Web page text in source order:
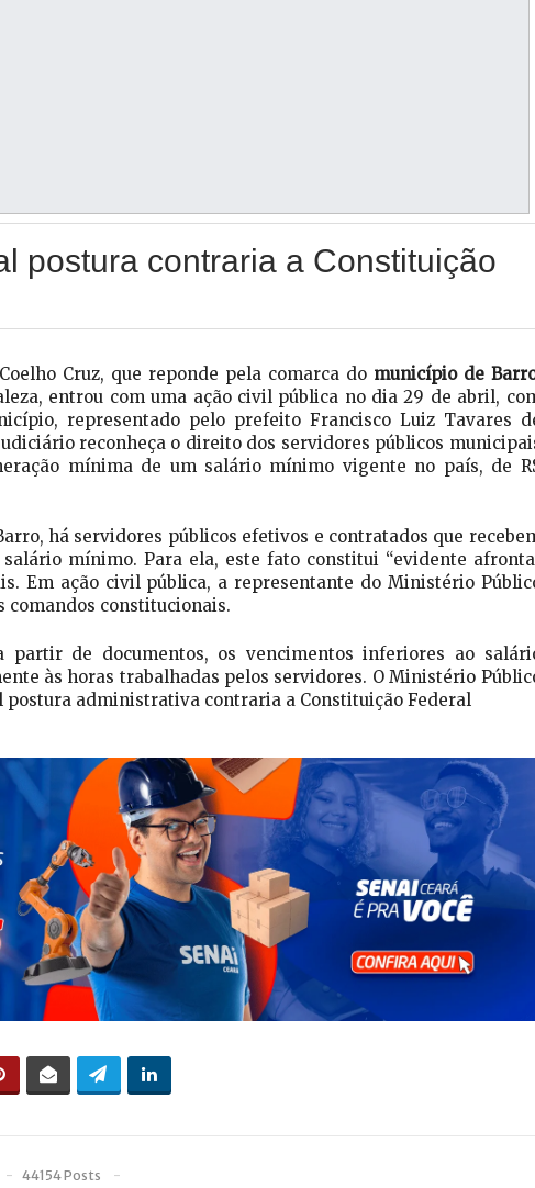
postura contraria a Constituição
Cruz, que reponde pela comarca do município de
entrou com uma ação civil pública no dia 29 de abril,
representado pelo prefeito Francisco Luiz Tavares
reconheça o direito dos servidores públicos
mínima de um salário mínimo vigente no país, de
há servidores públicos efetivos e contratados que
mínimo. Para ela, este fato constitui “evidente
Em ação civil pública, a representante do Ministério
comandos constitucionais.
partir de documentos, os vencimentos inferiores ao
às horas trabalhadas pelos servidores. O Ministério
postura administrativa contraria a Constituição Federal
44154 Posts